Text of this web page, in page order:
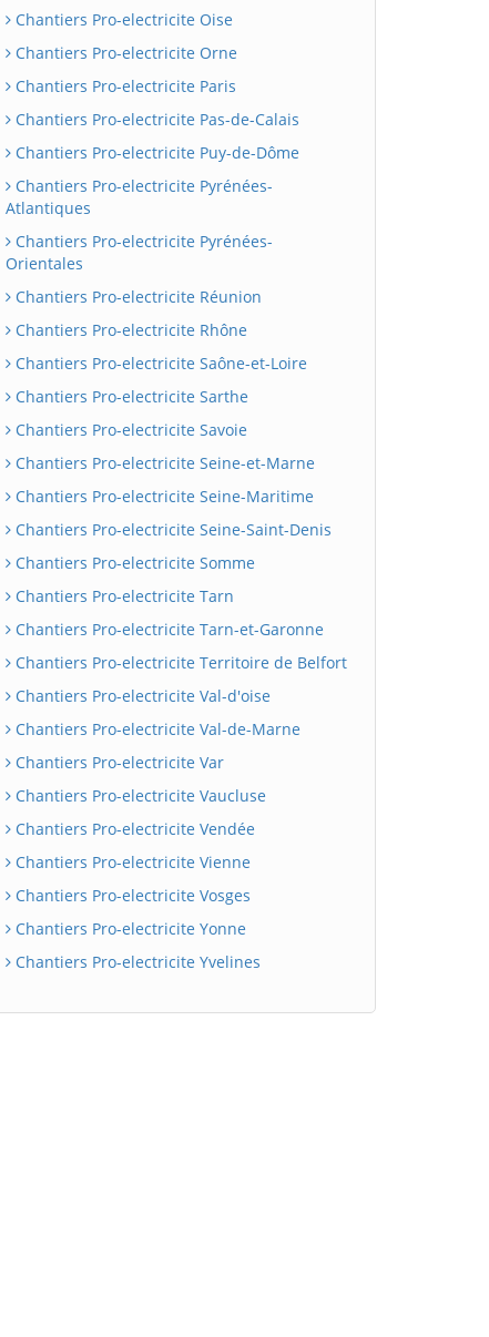
Chantiers Pro-electricite Oise
Chantiers Pro-electricite Orne
Chantiers Pro-electricite Paris
Chantiers Pro-electricite Pas-de-Calais
Chantiers Pro-electricite Puy-de-Dôme
Chantiers Pro-electricite Pyrénées-
Atlantiques
Chantiers Pro-electricite Pyrénées-
Orientales
Chantiers Pro-electricite Réunion
Chantiers Pro-electricite Rhône
Chantiers Pro-electricite Saône-et-Loire
Chantiers Pro-electricite Sarthe
Chantiers Pro-electricite Savoie
Chantiers Pro-electricite Seine-et-Marne
Chantiers Pro-electricite Seine-Maritime
Chantiers Pro-electricite Seine-Saint-Denis
Chantiers Pro-electricite Somme
Chantiers Pro-electricite Tarn
Chantiers Pro-electricite Tarn-et-Garonne
Chantiers Pro-electricite Territoire de Belfort
Chantiers Pro-electricite Val-d'oise
Chantiers Pro-electricite Val-de-Marne
Chantiers Pro-electricite Var
Chantiers Pro-electricite Vaucluse
Chantiers Pro-electricite Vendée
Chantiers Pro-electricite Vienne
Chantiers Pro-electricite Vosges
Chantiers Pro-electricite Yonne
Chantiers Pro-electricite Yvelines